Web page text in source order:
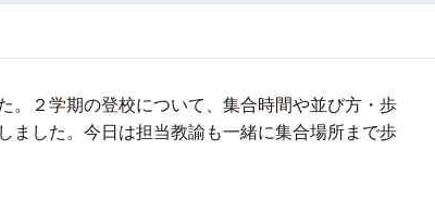
２学期の登校について、集合時間や並び方・歩
ました。今日は担当教諭も一緒に集合場所まで歩